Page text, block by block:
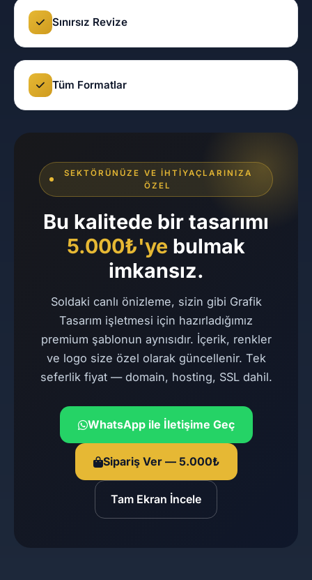
Sınırsız Revize
Tüm Formatlar
SEKTÖRÜNÜZE VE İHTIYAÇLARINIZA
ÖZEL
Bu kalitede bir tasarımı
5.000₺'ye bulmak
imkansız.
Soldaki canlı önizleme, sizin gibi Grafik
Tasarım işletmesi için hazırladığımız
premium şablonun aynısıdır. İçerik, renkler
ve logo size özel olarak güncellenir. Tek
seferlik fiyat — domain, hosting, SSL dahil.
WhatsApp ile İletişime Geç
Sipariş Ver — 5.000₺
Tam Ekran İncele